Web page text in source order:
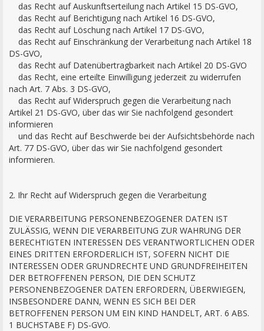
das Recht auf Auskunftserteilung nach Artikel 15 DS-GVO,
das Recht auf Berichtigung nach Artikel 16 DS-GVO,
das Recht auf Löschung nach Artikel 17 DS-GVO,
das Recht auf Einschränkung der Verarbeitung nach Artikel 18
DS-GVO,
das Recht auf Datenübertragbarkeit nach Artikel 20 DS-GVO
das Recht, eine erteilte Einwilligung jederzeit zu widerrufen
nach Art. 7 Abs. 3 DS-GVO,
das Recht auf Widerspruch gegen die Verarbeitung nach
Artikel 21 DS-GVO, über das wir Sie nachfolgend gesondert
informieren
und das Recht auf Beschwerde bei der Aufsichtsbehörde nach
Art. 77 DS-GVO, über das wir Sie nachfolgend gesondert
informieren.
2. Ihr Recht auf Widerspruch gegen die Verarbeitung
DIE VERARBEITUNG PERSONENBEZOGENER DATEN IST
ZULÄSSIG, WENN DIE VERARBEITUNG ZUR WAHRUNG DER
BERECHTIGTEN INTERESSEN DES VERANTWORTLICHEN ODER
EINES DRITTEN ERFORDERLICH IST, SOFERN NICHT DIE
INTERESSEN ODER GRUNDRECHTE UND GRUNDFREIHEITEN
DER BETROFFENEN PERSON, DIE DEN SCHUTZ
PERSONENBEZOGENER DATEN ERFORDERN, ÜBERWIEGEN,
INSBESONDERE DANN, WENN ES SICH BEI DER
BETROFFENEN PERSON UM EIN KIND HANDELT, ART. 6 ABS.
1 BUCHSTABE F) DS-GVO.